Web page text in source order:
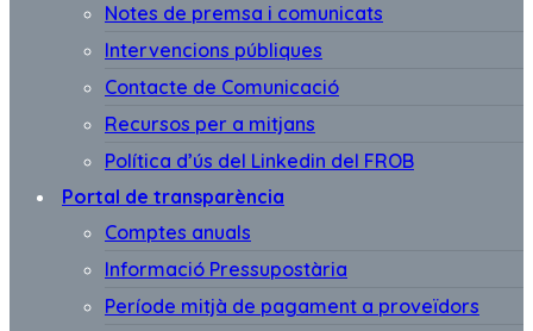
Notes de premsa i comunicats
Intervencions públiques
Contacte de Comunicació
Recursos per a mitjans
Política d’ús del Linkedin del FROB
Portal de transparència
Comptes anuals
Informació Pressupostària
Període mitjà de pagament a proveïdors